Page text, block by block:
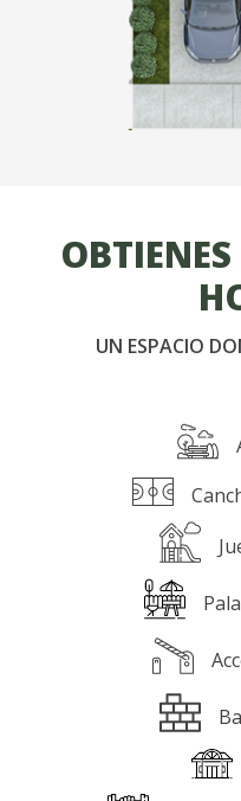
UN ESPACIO